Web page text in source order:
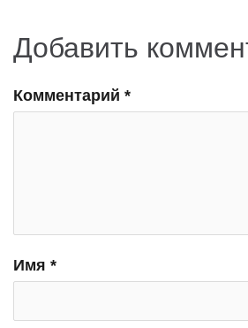
Добавить
Комментарий *
Имя *